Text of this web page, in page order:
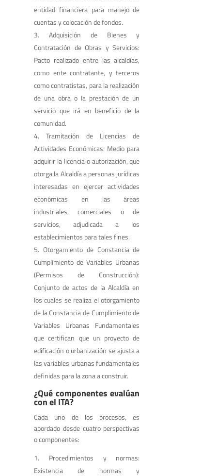
entidad financiera para manejo de
cuentas y colocación de fondos.
Adquisición de Bienes y
Contratación de Obras y Servicios:
Pacto realizado entre las alcaldías,
como ente contratante, y terceros
como contratistas, para la realización
de una obra o la prestación de un
servicio que irá en beneficio de la
comunidad.
Tramitación de Licencias de
Actividades Económicas: Medio para
adquirir la licencia o autorización, que
otorga la Alcaldía a personas jurídicas
interesadas en ejercer actividades
económicas en las áreas
industriales, comerciales o de
servicios, adjudicada a los
establecimientos para tales fines.
Otorgamiento de Constancia de
Cumplimiento de Variables Urbanas
(Permisos de Construcción):
Conjunto de actos de la Alcaldía en
los cuales se realiza el otorgamiento
de la Constancia de Cumplimiento de
Variables Urbanas Fundamentales
que certifican que un proyecto de
edificación o urbanización se ajusta a
las variables urbanas fundamentales
definidas para la zona a construir.
¿Qué componentes evalúan
con el ITA?
Cada uno de los procesos, es
abordado desde cuatro perspectivas
o componentes:
Procedimientos y normas:
Existencia de normas y